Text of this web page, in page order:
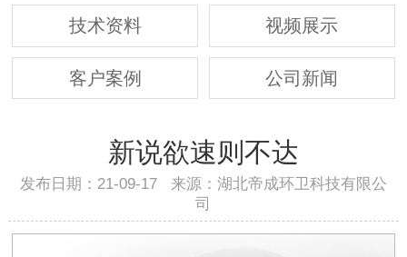
技术资料 视频展示
客户案例 公司新闻
新说欲速则不达
发布日期：21-09-17 来源：湖北帝成环卫科技有限公
司